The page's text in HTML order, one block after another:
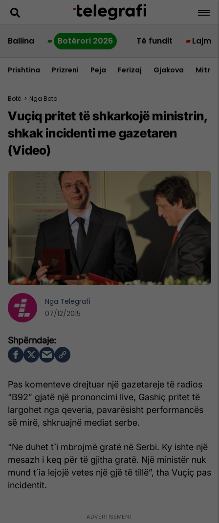
Ballina Botërori 2026 Të fundit Lajme
Prishtina Prizreni Peja Ferizaj Gjakova
Botë > Nga Bota
Vuçiq pritet të shkarkojë ministrin,
shkak incidenti me gazetaren
(Video)
Pas komenteve drejtuar një gazetareje të radios
“B92” gjatë një prononcimi live, Gashiç pritet të
largohet nga qeveria, pavarësisht performancës
së mirë, shkruajnë mediat serbe.
“Ne duhet t`i mbrojmë gratë në Serbi. Ky ishte një
mesazh i keq për të gjitha gratë. Një ministër nuk
mund t`ia lejojë vetes një gjë të tillë”, tha Vuçiç pas
incidentit.
Nga Telegrafi
07/12/2015